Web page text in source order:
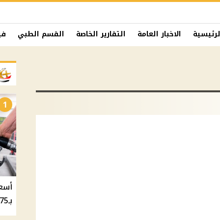
الاخبار العامة التقارير الخاصة القسم الطبي
1
بـ20.75 جنيه والسولار بـ20.50 جنيه